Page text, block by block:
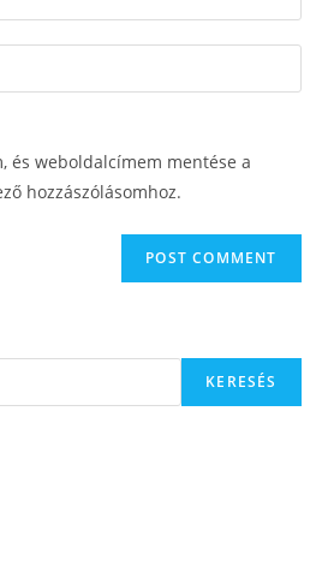
és weboldalcímem mentése a
hozzászólásomhoz.
KERESÉS